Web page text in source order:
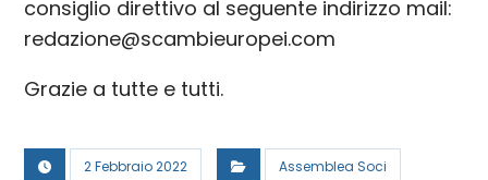
consiglio direttivo al seguente indirizzo mail:
redazione@scambieuropei.com
Grazie a tutte e tutti.
2 Febbraio 2022 Assemblea Soci